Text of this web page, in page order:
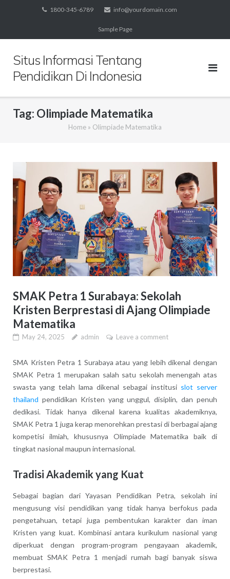
1800-345-6789 info@yourdomain.com
Sample Page
Situs Informasi Tentang
Pendidikan Di Indonesia
Tag: Olimpiade Matematika
Home » Olimpiade Matematika
SMAK Petra 1 Surabaya: Sekolah
Kristen Berprestasi di Ajang Olimpiade
Matematika
May 24, 2025 admin Leave a comment
SMA Kristen Petra 1 Surabaya atau yang lebih dikenal dengan
SMAK Petra 1 merupakan salah satu sekolah menengah atas
swasta yang telah lama dikenal sebagai institusi slot server
thailand pendidikan Kristen yang unggul, disiplin, dan penuh
dedikasi. Tidak hanya dikenal karena kualitas akademiknya,
SMAK Petra 1 juga kerap menorehkan prestasi di berbagai ajang
kompetisi ilmiah, khususnya Olimpiade Matematika baik di
tingkat nasional maupun internasional.
Tradisi Akademik yang Kuat
Sebagai bagian dari Yayasan Pendidikan Petra, sekolah ini
mengusung visi pendidikan yang tidak hanya berfokus pada
pengetahuan, tetapi juga pembentukan karakter dan iman
Kristen yang kuat. Kombinasi antara kurikulum nasional yang
diperkuat dengan program-program pengayaan akademik,
membuat SMAK Petra 1 menjadi rumah bagi banyak siswa
berprestasi.